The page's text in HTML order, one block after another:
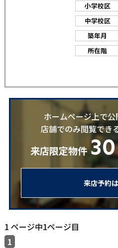
小学校区
中学校区
築年月
所在階
ホームページ上で公
店舗でのみ閲覧でき
来店限定物件30
来店予約
1 ページ中1ページ目
1